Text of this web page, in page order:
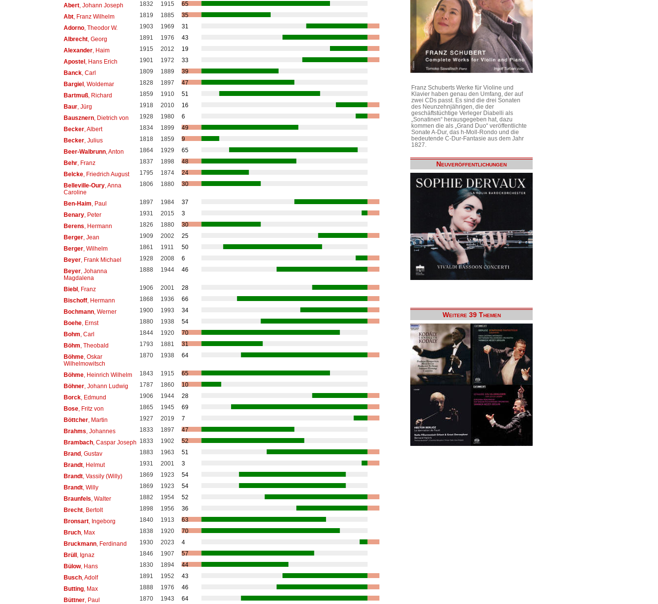
Abert, Johann Joseph 1832 1915
65
Abt, Franz Wilhelm 1819 1885
35
Adorno, Theodor W. 1903 1969
31
Albrecht, Georg 1891 1976
43
Alexander, Haim 1915 2012
19
Apostel, Hans Erich 1901 1972
33
Banck, Carl 1809 1889
39
Bargiel, Woldemar 1828 1897
47
Bartmuß, Richard 1859 1910
51
Baur, Jürg 1918 2010
16
Bausznern, Dietrich von 1928 1980
6
Becker, Albert 1834 1899
49
Becker, Julius 1818 1859
9
Beer-Walbrunn, Anton 1864 1929
65
Behr, Franz 1837 1898
48
Belcke, Friedrich August 1795 1874
24
Belleville-Oury, Anna
Caroline
1806 1880 30
Ben-Haim , Paul 1897 1984
37
Benary, Peter 1931 2015
3
Berens , Hermann 1826 1880
30
Berger, Jean 1909 2002
25
Berger, Wilhelm 1861 1911
50
Beyer, Frank Michael 1928 2008
6
Beyer, Johanna
Magdalena
1888 1944 46
Biebl, Franz 1906 2001
28
Bischoff, Hermann 1868 1936
66
Bochmann, Werner 1900 1993
34
Boehe, Ernst 1880 1938
54
Bohm , Carl 1844 1920
70
Böhm , Theobald 1793 1881
31
Böhme, Oskar
Wilhelmowitsch
1870 1938 64
Böhme, Heinrich Wilhelm 1843 1915
65
Böhner, Johann Ludwig 1787 1860
10
Borck, Edmund 1906 1944
28
Bose, Fritz von 1865 1945
69
Böttcher, Martin 1927 2019
7
Brahms , Johannes 1833 1897
47
Brambach, Caspar Joseph 1833 1902
52
Brand, Gustav 1883 1963
51
Brandt, Helmut 1931 2001
3
Brandt, Vassily (Willy) 1869 1923
54
Brandt, Willy 1869 1923
54
Braunfels , Walter 1882 1954
52
Brecht, Bertolt 1898 1956
36
Bronsart, Ingeborg 1840 1913
63
Bruch, Max 1838 1920
70
Bruckmann, Ferdinand 1930 2023
4
Brüll, Ignaz 1846 1907
57
Bülow, Hans 1830 1894
44
Busch, Adolf 1891 1952
43
Butting, Max 1888 1976
46
Büttner, Paul 1870 1943
64
Franz Schuberts Werke für Violine und
Klavier haben genau den Umfang, der auf
zwei CDs passt. Es sind die drei Sonaten
des Neunzehnjährigen, die der
geschäftstüchtige Verleger Diabelli als
„Sonatinen“ herausgegeben hat, dazu
kommen die als „Grand Duo“ veröffentlichte
Sonate A-Dur, das h-Moll-Rondo und die
bedeutende C-Dur-Fantasie aus dem Jahr
1827.
Neuveröffentlichungen
Weitere 39 Themen